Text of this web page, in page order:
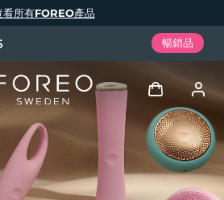
看所有FOREO產品
暢銷品
登入
用戶信息